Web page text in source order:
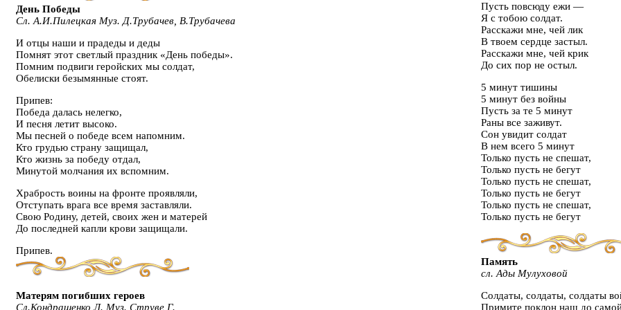
День Победы
Сл. А.И.Пилецкая Муз. Д.Трубачев, В.Трубачева
И отцы наши и прадеды и деды
Помнят этот светлый праздник «День победы».
Помним подвиги геройских мы солдат,
Обелиски безымянные стоят.
Припев:
Победа далась нелегко,
И песня летит высоко.
Мы песней о победе всем напомним.
Кто грудью страну защищал,
Кто жизнь за победу отдал,
Минутой молчания их вспомним.
Храбрость воины на фронте проявляли,
Отступать врага все время заставляли.
Свою Родину, детей, своих жен и матерей
До последней капли крови защищали.
Припев.
Матерям погибших героев
Сл.Кондрашенко Л. Муз. Струве Г.
Пусть повсюду ежи —
Я с тобою солдат.
Расскажи мне, чей лик
В твоем сердце застыл.
Расскажи мне, чей крик
До сих пор не остыл.
5 минут тишины
5 минут без войны
Пусть за те 5 минут
Раны все заживут.
Сон увидит солдат
В нем всего 5 минут
Только пусть не спешат,
Только пусть не бегут
Только пусть не спешат,
Только пусть не бегут
Только пусть не спешат,
Только пусть не бегут
Память
сл. Ады Мулуховой
Солдаты, солдаты, солдаты
Примите поклон наш до